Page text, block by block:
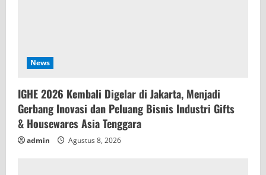
News
IGHE 2026 Kembali Digelar di Jakarta, Menjadi
Gerbang Inovasi dan Peluang Bisnis Industri Gifts
& Housewares Asia Tenggara
admin Agustus 8, 2026